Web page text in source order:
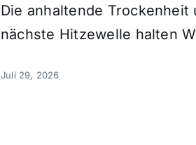
Die anhaltende
nächste Hitzewelle halten
Juli 29, 2026